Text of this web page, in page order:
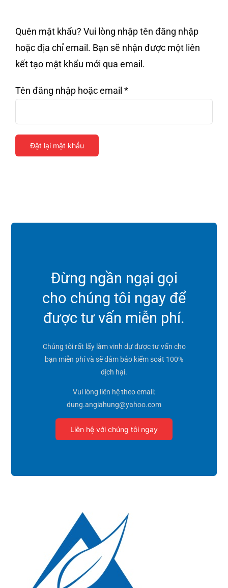
Liên hệ
Quên mật khẩu? Vui lòng nhập tên đăng nhập
hoặc địa chỉ email. Bạn sẽ nhận được một liên
kết tạo mật khẩu mới qua email.
Tên đăng nhập hoặc email *Bắt
Đặt lại mật khẩu
Đừng ngần ngại gọi
cho chúng tôi ngay để
được tư vấn miễn phí.
Chúng tôi rất lấy làm vinh dự được tư vấn cho
bạn miễn phí và sẽ đảm bảo kiểm soát 100%
dịch hại.
Vui lòng liên hệ theo email:
dung.angiahung@yahoo.com
Liên hệ với chúng tôi ngay